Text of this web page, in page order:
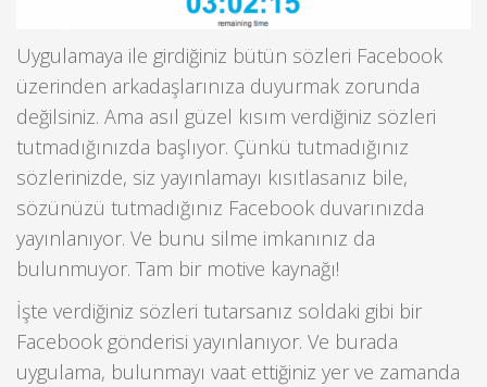
Uygulamaya ile girdiğiniz bütün sözleri Facebook
üzerinden arkadaşlarınıza duyurmak zorunda
değilsiniz. Ama asıl güzel kısım verdiğiniz sözleri
tutmadığınızda başlıyor. Çünkü tutmadığınız
sözlerinizde, siz yayınlamayı kısıtlasanız bile,
sözünüzü tutmadığınız Facebook duvarınızda
yayınlanıyor. Ve bunu silme imkanınız da
bulunmuyor. Tam bir motive kaynağı!
İşte verdiğiniz sözleri tutarsanız soldaki gibi bir
Facebook gönderisi yayınlanıyor. Ve burada
uygulama, bulunmayı vaat ettiğiniz yer ve zamanda